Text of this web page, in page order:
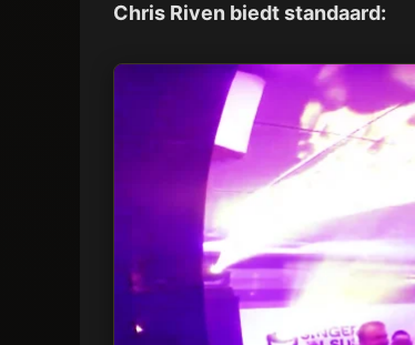
Chris Riven biedt standaard: